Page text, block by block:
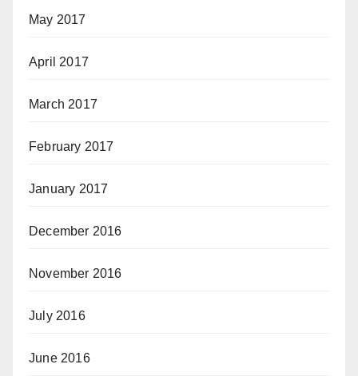
May 2017
April 2017
March 2017
February 2017
January 2017
December 2016
November 2016
July 2016
June 2016